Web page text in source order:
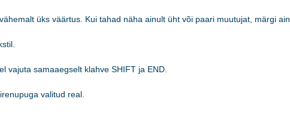
üks väärtus. Kui tahad näha ainult üht või paari muutujat, märgi
vajuta samaaegselt klahve SHIFT ja END.
valitud real.